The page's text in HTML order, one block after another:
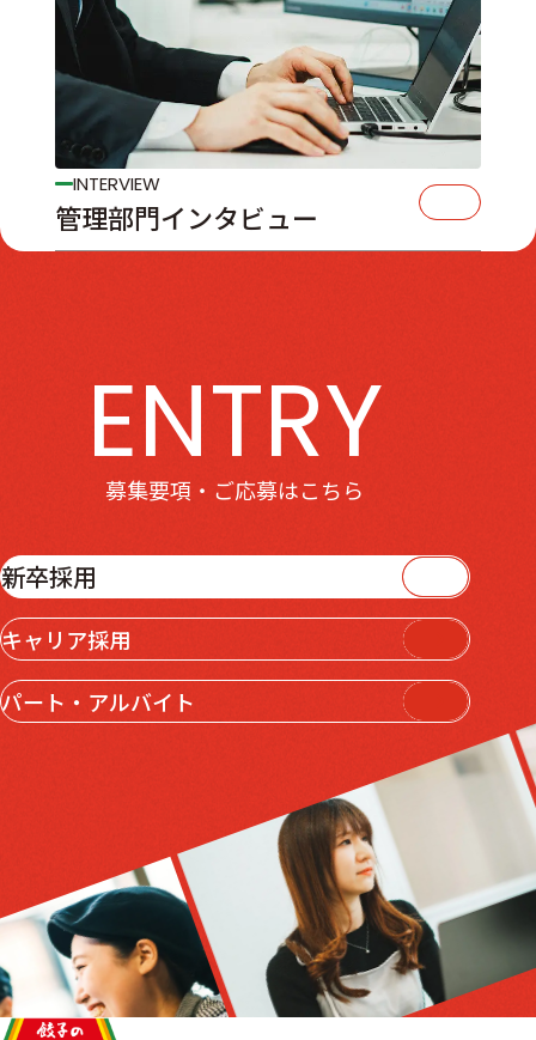
INTERVIEW
管理部門インタビュー
募集要項・ご応募はこちら
新卒採用
キャリア採用
パート・アルバイト